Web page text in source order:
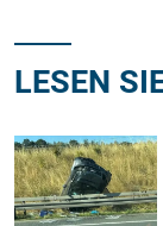
LESEN